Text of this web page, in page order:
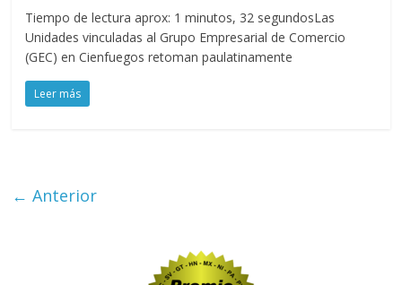
Tiempo de lectura aprox: 1 minutos, 32 segundosLas
Unidades vinculadas al Grupo Empresarial de Comercio
(GEC) en Cienfuegos retoman paulatinamente
Leer más
← Anterior